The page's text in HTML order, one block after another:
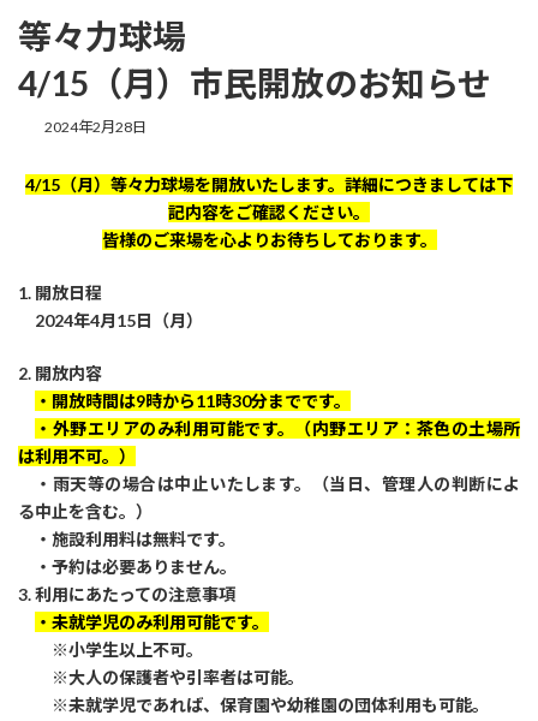
等々力球場
4/15（月）市民開放のお知らせ
2024年2月28日
4/15（月）等々力球場を開放いたします。詳細につきましては下
記内容をご確認ください。
皆様のご来場を心よりお待ちしております。
1. 開放日程
2024年4月15日（月）
2. 開放内容
・開放時間は9時から11時30分までです。
・外野エリアのみ利用可能です。（内野エリア：茶色の土場所
は利用不可。）
・雨天等の場合は中止いたします。（当日、管理人の判断によ
る中止を含む。）
・施設利用料は無料です。
・予約は必要ありません。
3. 利用にあたっての注意事項
・未就学児のみ利用可能です。
※小学生以上不可。
※大人の保護者や引率者は可能。
※未就学児であれば、保育園や幼稚園の団体利用も可能。